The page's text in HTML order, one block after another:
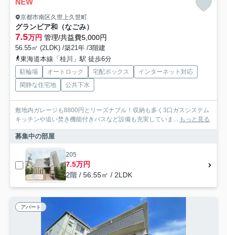
NEW
京都市南区久世上久世町
グランビア和（なごみ）
7.5万円 管理/共益費5,000円
56.55㎡ (2LDK) /築21年 /3階建
東海道本線「桂川」駅 徒歩6分
駐輪場 オートロック 宅配ボックス
インターネット対応
閑静な住宅地
公共下水
敷地内ガレージも8800円とリーズナブル！収納も多く3口ガスシステム
キッチンや追い焚き機能付きバスなど設備も充実していま... もっと見る
募集中の部屋
205
7.5万円
2階 / 56.55㎡ / 2LDK
アパート